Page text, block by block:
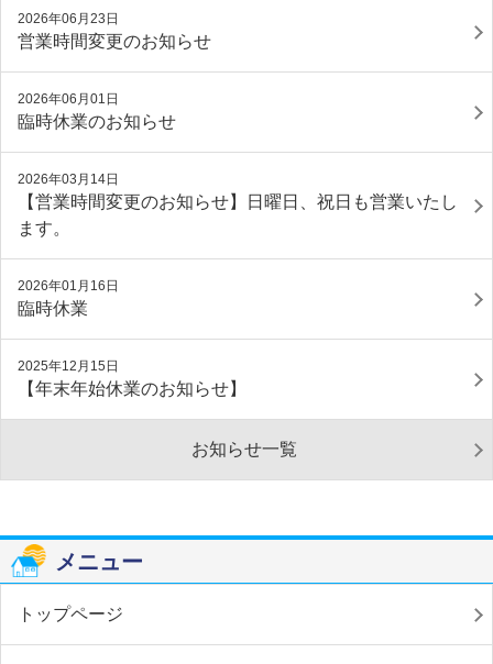
2026年06月23日
営業時間変更のお知らせ
2026年06月01日
臨時休業のお知らせ
2026年03月14日
【営業時間変更のお知らせ】日曜日、祝日も営業いたし
ます。
2026年01月16日
臨時休業
2025年12月15日
【年末年始休業のお知らせ】
お知らせ一覧
メニュー
トップページ